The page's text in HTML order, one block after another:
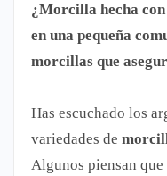
¿Morcilla hecha con
en una pequeña
morcillas que
Has escuchado los
variedades de
Algunos piensan